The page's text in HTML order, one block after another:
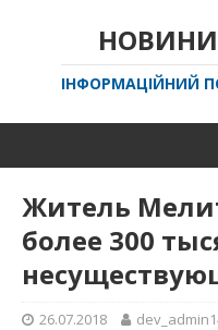
ІНФОРМАЦІЙНИЙ
Житель
более 300
26.07.2018